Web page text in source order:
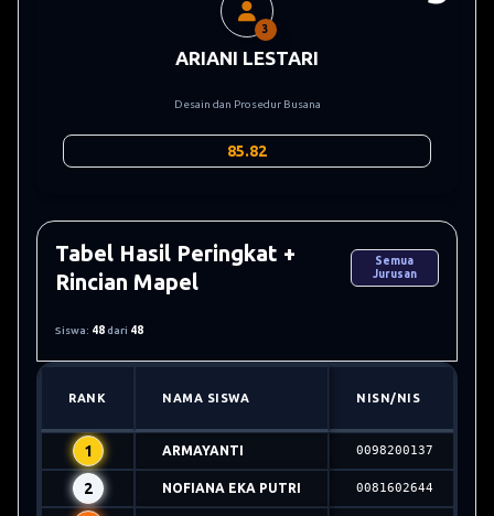
3
ARIANI LESTARI
Desain dan Prosedur Busana
85.82
Tabel Hasil Peringkat +
Rincian Mapel
Semua
Jurusan
Siswa: 48dari 48
RANK NAMA SISWA NISN/NIS
1 ARMAYANTI 0098200137
2 NOFIANA EKA PUTRI 0081602644